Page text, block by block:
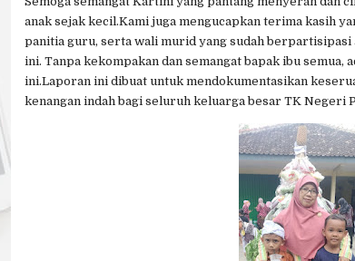
anak sejak kecil.Kami juga mengucapkan terima kasih
panitia guru, serta wali murid yang sudah
ini. Tanpa kekompakan dan semangat bapak ibu semua,
ini.Laporan ini dibuat untuk mendokumentasikan
kenangan indah bagi seluruh keluarga besar TK Negeri